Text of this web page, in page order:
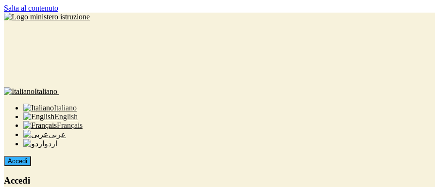
Salta al contenuto
Italiano
Italiano
English
Français
عربى
اردو
Accedi
Accedi